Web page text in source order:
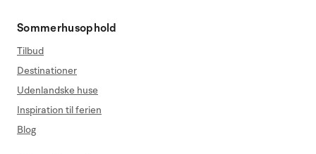
Sommerhusophold
Tilbud
Destinationer
Udenlandske huse
Inspiration til ferien
Blog